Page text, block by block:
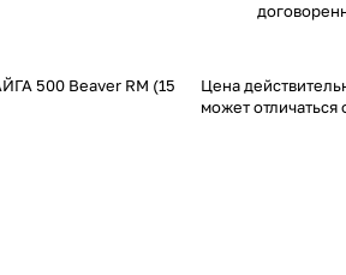
500 Beaver RM (15
Цена
может отличаться